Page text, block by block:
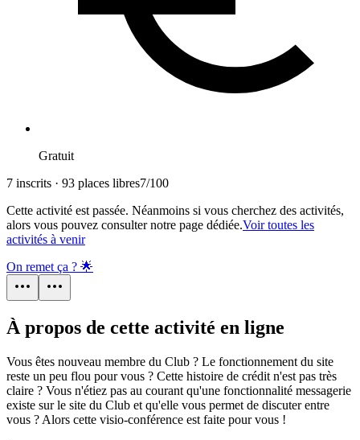
Gratuit
7 inscrits · 93 places libres7/100
Cette activité est passée. Néanmoins si vous cherchez des activités,
alors vous pouvez consulter notre page dédiée.Voir toutes les
activités à venir
On remet ça ? 🌟
À propos de cette activité en ligne
Vous êtes nouveau membre du Club ? Le fonctionnement du site
reste un peu flou pour vous ? Cette histoire de crédit n'est pas très
claire ? Vous n'étiez pas au courant qu'une fonctionnalité messagerie
existe sur le site du Club et qu'elle vous permet de discuter entre
vous ? Alors cette visio-conférence est faite pour vous !